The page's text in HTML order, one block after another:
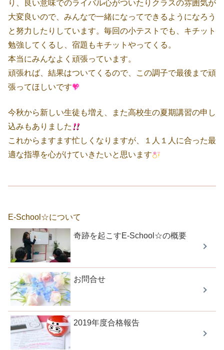
り、良い意味でのライバル心がついたりクラスの雰囲気が
大変良いので、みんなで一緒になってできるようになろう
と努力したりしています。毎回の小テストでも、キチット
勉強してくるし、宿題もキチットやってくる。
本当にみんなよく頑張っています。
頑張れば、結果はついてくるので、この調子で最後まで頑
張ってほしいです
今秋から新しい生徒も増え、また高校生の夏期講習の申し
込みもありました
これからますます忙しくなりますが、１人１人に合った最
適な指導を心がけていきたいと思います
E-School☆について
奇跡を起こすE-School☆の概要
お問合せ
2019年度合格報告